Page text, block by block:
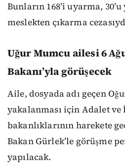
Bunların 168’i uyarma,
meslekten çıkarma
Uğur Mumcu ailesi 6
Bakanı’yla görüşecek
Aile, dosyada adı geçen
yakalanması için Adalet ve
bakanlıklarının harekete
Bakan Gürlek’le görüşme
yapılacak.